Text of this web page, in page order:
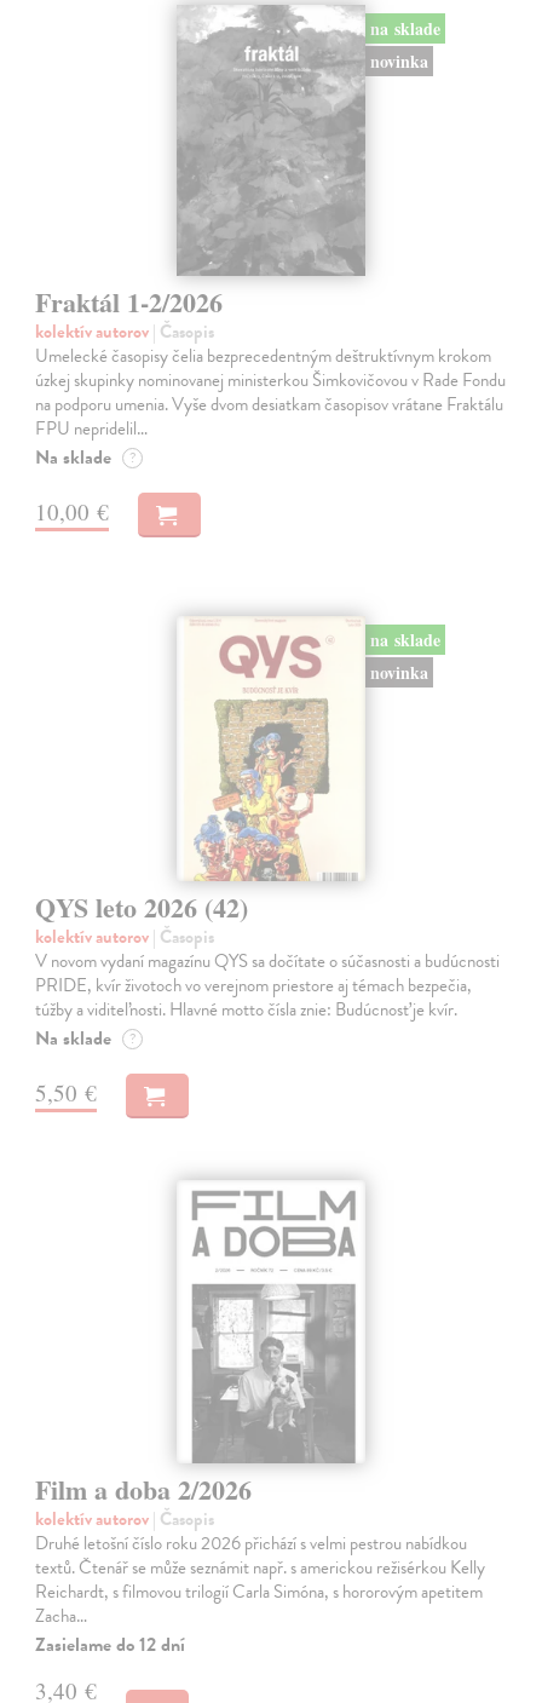
na sklade
novinka
Fraktál 1-2/2026
kolektív autorov| Časopis
Umelecké časopisy čelia bezprecedentným deštruktívnym krokom
úzkej skupinky nominovanej ministerkou Šimkovičovou v Rade Fondu
na podporu umenia. Vyše dvom desiatkam časopisov vrátane Fraktálu
FPU nepridelil…
Na sklade ?
10,00 €
na sklade
novinka
QYS leto 2026 (42)
kolektív autorov| Časopis
V novom vydaní magazínu QYS sa dočítate o súčasnosti a budúcnosti
PRIDE, kvír životoch vo verejnom priestore aj témach bezpečia,
túžby a viditeľnosti. Hlavné motto čísla znie: Budúcnosť je kvír.
Na sklade ?
5,50 €
Film a doba 2/2026
kolektív autorov| Časopis
Druhé letošní číslo roku 2026 přichází s velmi pestrou nabídkou
textů. Čtenář se může seznámit např. s americkou režisérkou Kelly
Reichardt, s filmovou trilogií Carla Simóna, s hororovým apetitem
Zacha…
Zasielame do 12 dní
3,40 €